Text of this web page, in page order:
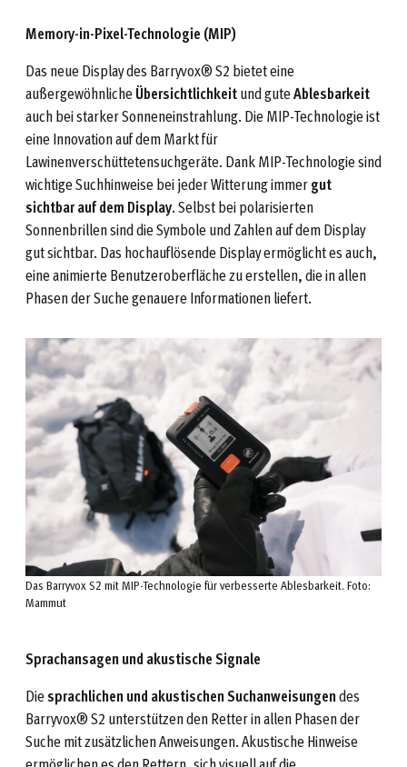
Memory-in-Pixel-Technologie (MIP)
Das neue Display des Barryvox® S2 bietet eine
außergewöhnlicheÜbersichtlichkeitund guteAblesbarkeit
auch bei starker Sonneneinstrahlung. Die MIP-Technologie ist
eine Innovation auf dem Markt für
Lawinenverschüttetensuchgeräte. Dank MIP-Technologie sind
wichtige Suchhinweise bei jeder Witterung immergut
sichtbar auf dem Display. Selbst bei polarisierten
Sonnenbrillen sind die Symbole und Zahlen auf dem Display
gut sichtbar. Das hochauflösende Display ermöglicht es auch,
eine animierte Benutzeroberfläche zu erstellen, die in allen
Phasen der Suche genauere Informationen liefert.
Das Barryvox S2 mit MIP-Technologie für verbesserte Ablesbarkeit. Foto:
Mammut
Sprachansagen und akustische Signale
Diesprachlichen und akustischen Suchanweisungendes
Barryvox® S2 unterstützen den Retter in allen Phasen der
Suche mit zusätzlichen Anweisungen. Akustische Hinweise